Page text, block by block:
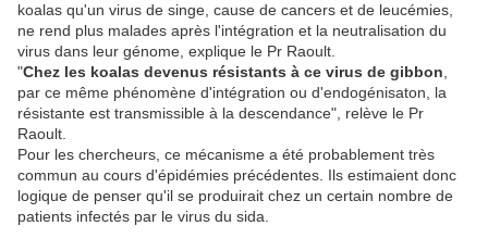
koalas qu'un virus de singe, cause de cancers et de leucémies,
ne rend plus malades après l'intégration et la neutralisation du
virus dans leur génome, explique le Pr Raoult.
"Chez les koalas devenus résistants à ce virus de gibbon
par ce même phénomène d'intégration ou d'endogénisaton, la
résistante est transmissible à la descendance", relève le Pr
Raoult.
Pour les chercheurs, ce mécanisme a été probablement très
commun au cours d'épidémies précédentes. Ils estimaient donc
logique de penser qu'il se produirait chez un certain nombre de
patients infectés par le virus du sida.